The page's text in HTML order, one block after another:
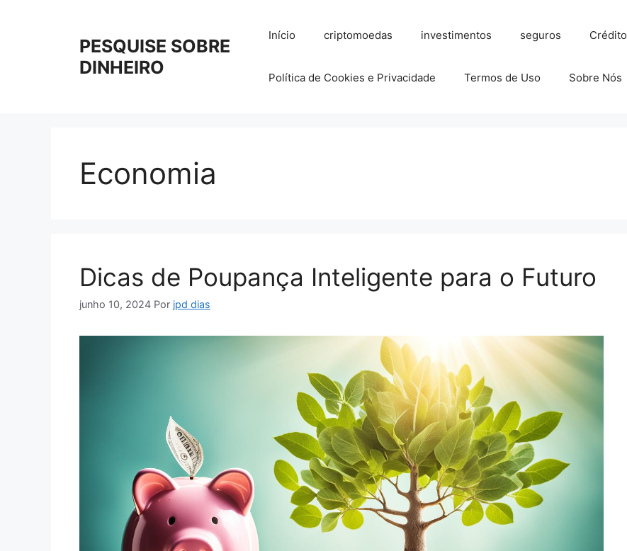
PESQUISE SOBRE
DINHEIRO
Início criptomoedas investimentos seguros Crédito
Política de Cookies e Privacidade Termos de Uso Sobre Nós
Economia
Dicas de Poupança Inteligente para o Futuro
junho 10, 2024 Por jpd dias